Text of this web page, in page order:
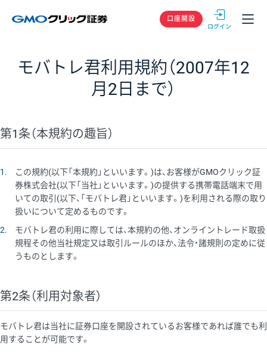
GMOクリック
口座開設
モバトレ君利用規約（2007年12
月2日まで）
第1条（本規約の趣旨）
1
この規約(以下「本規約」といいます。)は、お客様がGMOクリック証
券株式会社(以下「当社」といいます。)の提供する携帯電話端末で用
いての取引(以下、「モバトレ君」といいます。)を利用される際の取り
扱いについて定めるものです。
2
モバトレ君の利用に際しては、本規約の他、オンライントレード取扱
規程その他当社規定又は取引ルールのほか、法令・諸規則の定めに従
うものとします。
第2条（利用対象者）
モバトレ君は当社に証券口座を開設されているお客様であれば誰でも利
用することが可能です。